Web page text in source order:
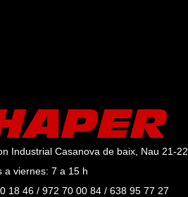
Industrial Casanova de baix, Nau 21-
a viernes: 7 a 15 h
18 46 / 972 70 00 84 / 638 95 77 27